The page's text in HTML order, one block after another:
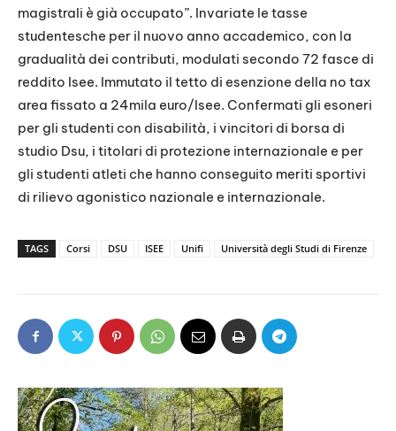
magistrali è già occupato”. Invariate le tasse
studentesche per il nuovo anno accademico, con la
gradualità dei contributi, modulati secondo 72 fasce di
reddito Isee. Immutato il tetto di esenzione della no tax
area fissato a 24mila euro/Isee. Confermati gli esoneri
per gli studenti con disabilità, i vincitori di borsa di
studio Dsu, i titolari di protezione internazionale e per
gli studenti atleti che hanno conseguito meriti sportivi
di rilievo agonistico nazionale e internazionale.
TAGS Corsi DSU ISEE Unifi Università degli Studi di Firenze